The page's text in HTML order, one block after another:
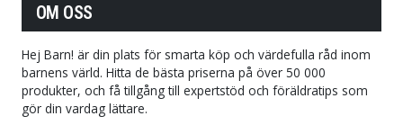
OM OSS
Hej Barn! är din plats för smarta köp och värdefulla råd inom
barnens värld. Hitta de bästa priserna på över 50 000
produkter, och få tillgång till expertstöd och föräldratips som
gör din vardag lättare.